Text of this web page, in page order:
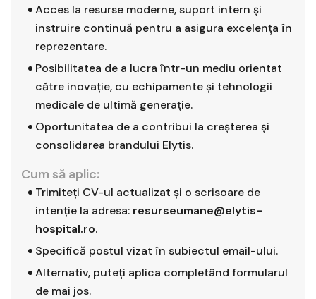
Acces la resurse moderne, suport intern și
instruire continuă pentru a asigura excelența în
reprezentare.
Posibilitatea de a lucra într-un mediu orientat
către inovație, cu echipamente și tehnologii
medicale de ultimă generație.
Oportunitatea de a contribui la creșterea și
consolidarea brandului Elytis.
Cum să aplic:
Trimiteți CV-ul actualizat și o scrisoare de
intenție la adresa: resurseumane@elytis-
hospital.ro.
Specifică postul vizat în subiectul email-ului.
Alternativ, puteți aplica completând formularul
de mai jos.